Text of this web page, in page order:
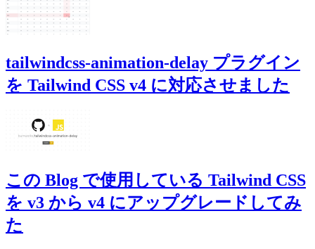
tailwindcss-animation-delay プラグイン
を Tailwind CSS v4 に対応させました
この Blog で使用している Tailwind CSS
を v3 から v4 にアップグレードしてみ
た